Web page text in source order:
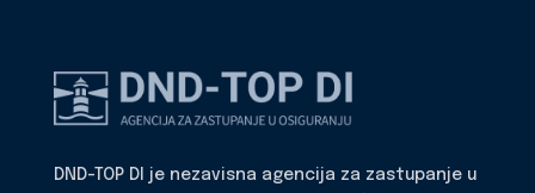
DND-TOP DI je nezavisna agencija za zastupanje u